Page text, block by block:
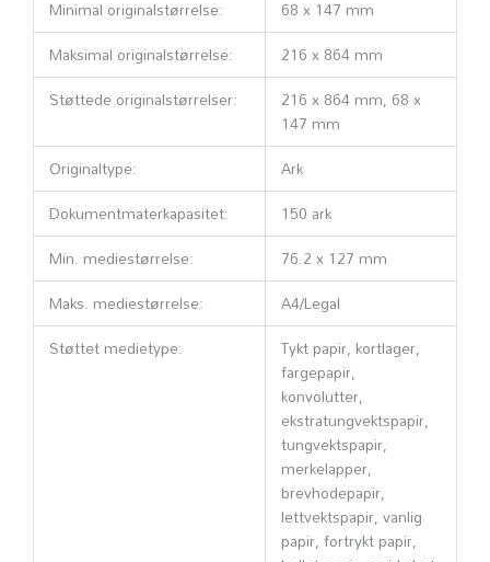
Minimal originalstørrelse:
68 x 147 mm
Maksimal originalstørrelse:
216 x 864 mm
Støttede originalstørrelser:
216 x 864 mm, 68 x
147 mm
Originaltype:
Ark
Dokumentmaterkapasitet:
150 ark
Min. mediestørrelse:
76.2 x 127 mm
Maks. mediestørrelse:
A4/Legal
Støttet medietype:
Tykt papir, kortlager,
fargepapir,
konvolutter,
ekstratungvektspapir,
tungvektspapir,
merkelapper,
brevhodepapir,
lettvektspapir, vanlig
papir, fortrykt papir,